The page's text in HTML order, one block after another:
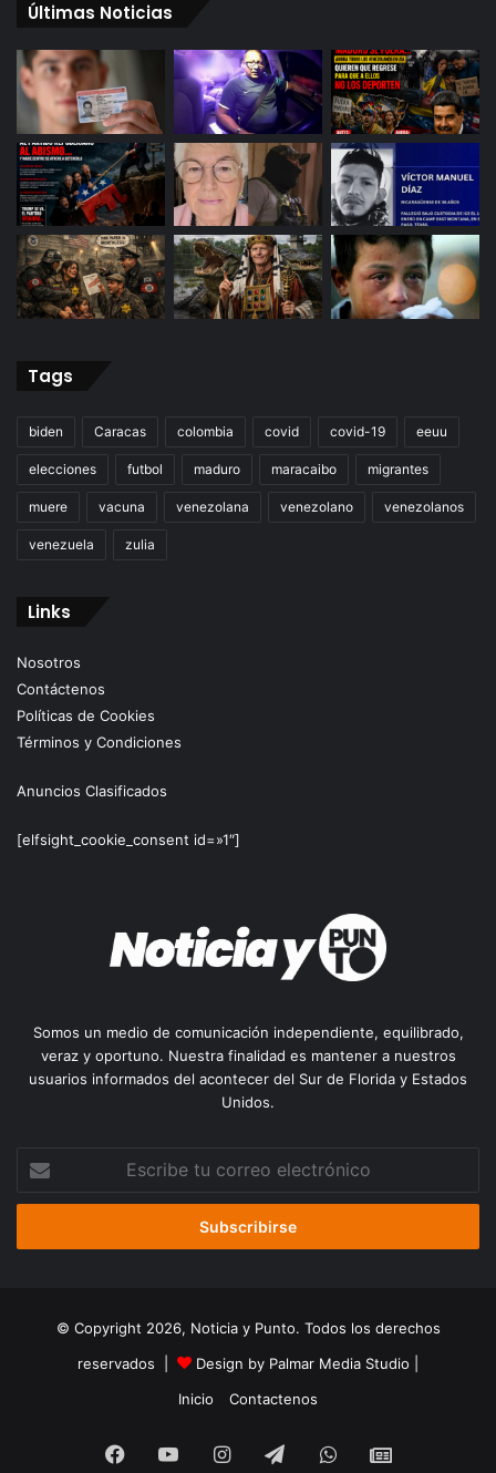
Últimas Noticias
Tags
biden Caracas colombia covid covid-19 eeuu
elecciones futbol maduro maracaibo migrantes
muere vacuna venezolana venezolano venezolanos
venezuela zulia
Links
Nosotros
Contáctenos
Políticas de Cookies
Términos y Condiciones
Anuncios Clasificados
[elfsight_cookie_consent id=»1″]
Somos un medio de comunicación independiente, equilibrado,
veraz y oportuno. Nuestra finalidad es mantener a nuestros
usuarios informados del acontecer del Sur de Florida y Estados
Unidos.
correo
© Copyright 2026, Noticia y Punto. Todos los derechos
reservados |
Design by Palmar Media Studio
Inicio
Contactenos
Facebook
YouTubeInstagramTelegramWhatsApp
Google